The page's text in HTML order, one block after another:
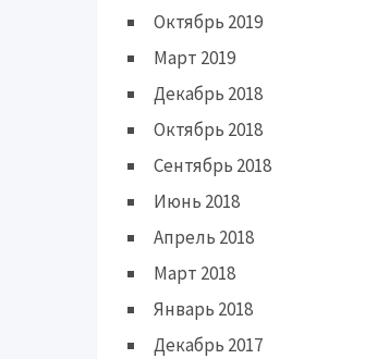
Октябрь 2019
Март 2019
Декабрь 2018
Октябрь 2018
Сентябрь 2018
Июнь 2018
Апрель 2018
Март 2018
Январь 2018
Декабрь 2017